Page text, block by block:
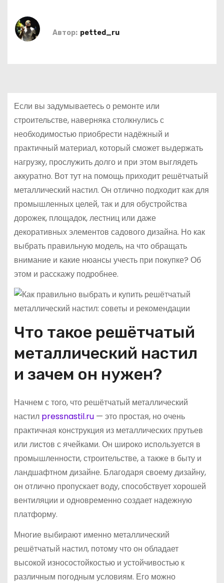
Автор: petted_ru
Если вы задумываетесь о ремонте или
строительстве, наверняка столкнулись с
необходимостью приобрести надёжный и
практичный материал, который сможет выдержать
нагрузку, прослужить долго и при этом выглядеть
аккуратно. Вот тут на помощь приходит решётчатый
металлический настил. Он отлично подходит как для
промышленных целей, так и для обустройства
дорожек, площадок, лестниц или даже
декоративных элементов садового дизайна. Но как
выбрать правильную модель, на что обращать
внимание и какие нюансы учесть при покупке? Об
этом и расскажу подробнее.
Что такое решётчатый
металлический настил
и зачем он нужен?
Начнем с того, что решётчатый металлический
настил pressnastil.ru— это простая, но очень
практичная конструкция из металлических прутьев
или листов с ячейками. Он широко используется в
промышленности, строительстве, а также в быту и
ландшафтном дизайне. Благодаря своему дизайну,
он отлично пропускает воду, способствует хорошей
вентиляции и одновременно создает надежную
платформу.
Многие выбирают именно металлический
решётчатый настил, потому что он обладает
высокой износостойкостью и устойчивостью к
различным погодным условиям. Его можно